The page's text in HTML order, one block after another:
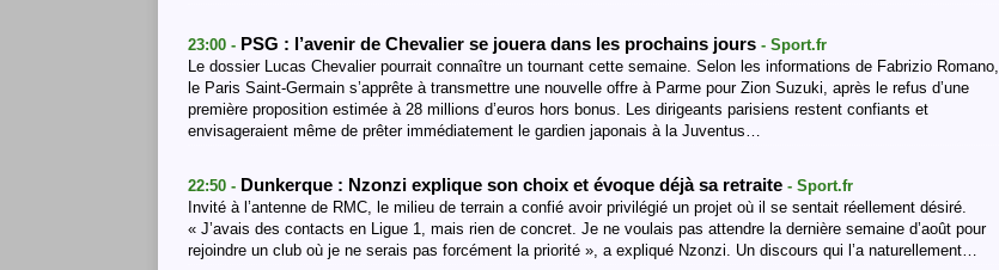
23:00 - PSG : l’avenir de Chevalier se jouera dans les prochains jours - Sport.fr
Le dossier Lucas Chevalier pourrait connaître un tournant cette semaine. Selon les informations de Fabrizio Romano,
le Paris Saint-Germain s’apprête à transmettre une nouvelle offre à Parme pour Zion Suzuki, après le refus d’une
première proposition estimée à 28 millions d’euros hors bonus. Les dirigeants parisiens restent confiants et
envisageraient même de prêter immédiatement le gardien japonais à la Juventus…
22:50 - Dunkerque : Nzonzi explique son choix et évoque déjà sa retraite - Sport.fr
Invité à l’antenne de RMC, le milieu de terrain a confié avoir privilégié un projet où il se sentait réellement désiré.
« J’avais des contacts en Ligue 1, mais rien de concret. Je ne voulais pas attendre la dernière semaine d’août pour
rejoindre un club où je ne serais pas forcément la priorité », a expliqué Nzonzi. Un discours qui l’a naturellement…